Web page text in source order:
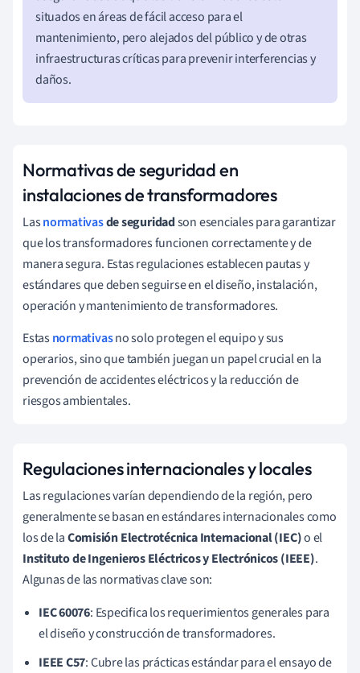
situados en áreas de fácil acceso para el
mantenimiento, pero alejados del público y de otras
infraestructuras críticas para prevenir interferencias y
daños.
Normativas de seguridad en
instalaciones de transformadores
Lasnormativasde seguridadson esenciales para garantizar
que los transformadores funcionen correctamente y de
manera segura. Estas regulaciones establecen pautas y
estándares que deben seguirse en el diseño, instalación,
operación y mantenimiento de transformadores.
Estasnormativasno solo protegen el equipo y sus
operarios, sino que también juegan un papel crucial en la
prevención de accidentes eléctricos y la reducción de
riesgos ambientales.
Regulaciones internacionales y locales
Las regulaciones varían dependiendo de la región, pero
generalmente se basan en estándares internacionales como
los de laComisión Electrotécnica Internacional (IEC)o el
Instituto de Ingenieros Eléctricos y Electrónicos (IEEE).
Algunas de las normativas clave son:
IEC 60076: Especifica los requerimientos generales para
el diseño y construcción de transformadores.
IEEE C57: Cubre las prácticas estándar para el ensayo de